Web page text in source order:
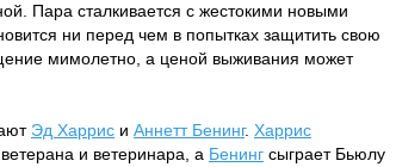
Пара сталкивается с жестокими новыми
ни перед чем в попытках защитить свою
мимолетно, а ценой выживания может
Эд Харрис и Аннетт Бенинг. Харрис
и ветеринара, а Бенинг сыграет Бьюлу